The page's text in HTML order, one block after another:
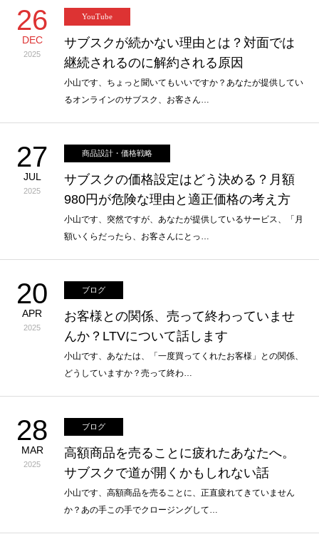
26
DEC
2025
YouTube
サブスクが続かない理由とは？対面では
継続されるのに解約される原因
小山です、ちょっと聞いてもいいですか？あなたが提供してい
るオンラインのサブスク、お客さん…
27
JUL
2025
商品設計・価格戦略
サブスクの価格設定はどう決める？月額
980円が危険な理由と適正価格の考え方
小山です、突然ですが、あなたが提供しているサービス、「月
額いくらだったら、お客さんにとっ…
20
APR
2025
ブログ
お客様との関係、売って終わっていませ
んか？LTVについて話します
小山です、あなたは、「一度買ってくれたお客様」との関係、
どうしていますか？売って終わ…
28
MAR
2025
ブログ
高額商品を売ることに疲れたあなたへ。
サブスクで道が開くかもしれない話
小山です、高額商品を売ることに、正直疲れてきていません
か？あの手この手でクロージングして…